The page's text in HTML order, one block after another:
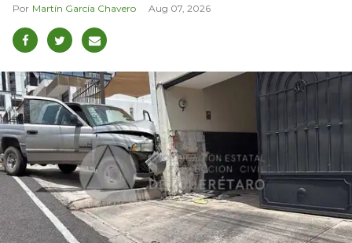
Martín García Chavero Aug 07, 2026